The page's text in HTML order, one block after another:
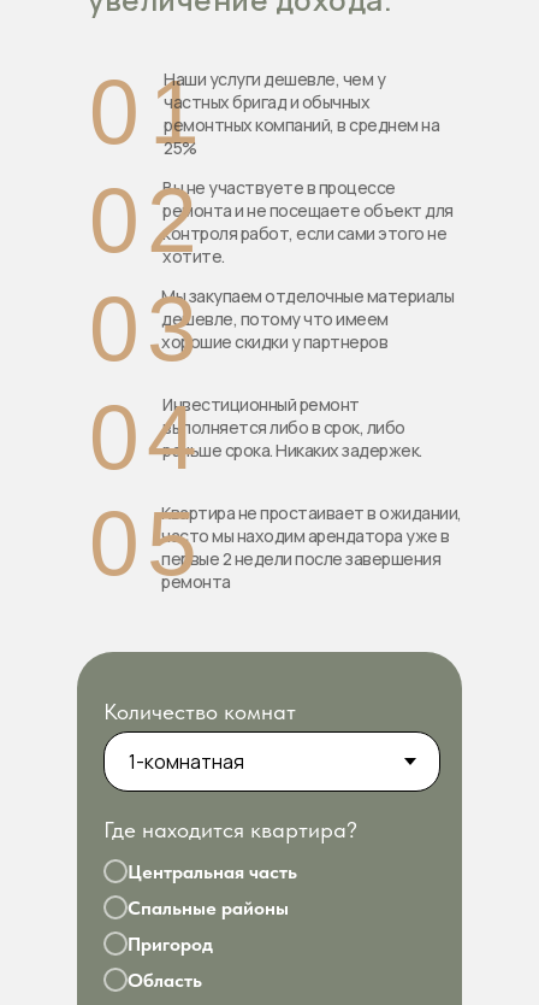
Вы не участвуете в процессе
ремонта и не посещаете объект для
контроля работ, если сами этого не
хотите.
01
Квартира не простаивает в ожидании,
часто мы находим арендатора уже в
первые 2 недели после завершения
ремонта
Мы закупаем отделочные материалы
дешевле, потому что имеем
хорошие скидки у партнеров
Инвестиционный ремонт
выполняется либо в срок, либо
раньше срока. Никаких задержек.
Наши услуги дешевле, чем у
частных бригад и обычных
ремонтных компаний, в среднем на
25%
02
05
03
04
Количество комнат
Где находится квартира?
Центральная часть
Спальные районы
Пригород
Область